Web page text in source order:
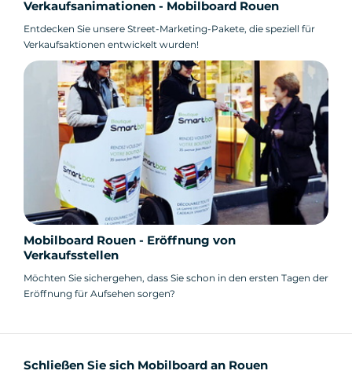
Verkaufsanimationen - Mobilboard Rouen
Entdecken Sie unsere Street-Marketing-Pakete, die speziell für
Verkaufsaktionen entwickelt wurden!
Mobilboard Rouen - Eröffnung von
Verkaufsstellen
Möchten Sie sichergehen, dass Sie schon in den ersten Tagen der
Eröffnung für Aufsehen sorgen?
Schließen Sie sich Mobilboard an Rouen